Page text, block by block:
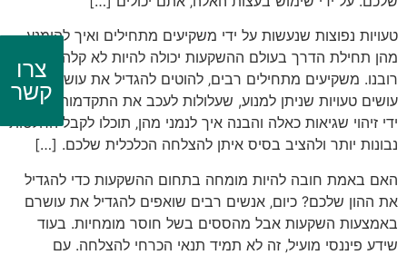
טעויות נפוצות שנעשות על ידי משקיעים מתחילים ואיך להימנע
מהן תחילת הדרך בעולם ההשקעות יכולה להיות לא קלה עבור
רובנו. משקיעים מתחילים רבים‚ להוטים להגדיל את עושרם‚
עושים טעויות שניתן למנוע, שעלולות לעכב את התקדמותם. על
ידי זיהוי שגיאות כאלה והבנה איך לנמני מהן‚ תוכלו לקבל החלטות
נבונות יותר ולהציב בסיס איתן להצלחה הכלכלית שלכם. […]
האם באמת חובה להיות מומחה בתחום ההשקעות כדי להגדיל
את ההון שלכם? כיום‚ אנשים רבים שואפים להגדיל את עושרם
באמצעות השקעות אבל מהססים בשל חוסר מומחיות. בעוד
שידע פיננסי מועיל‚ זה לא תמיד תנאי הכרחי להצלחה. עם
צרו
קשר